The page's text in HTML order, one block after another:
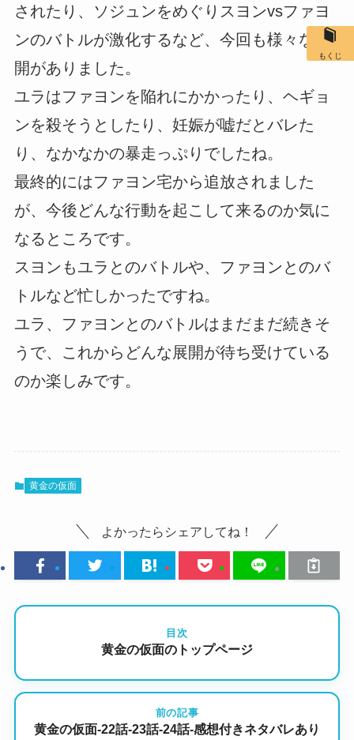
されたり、ソジュンをめぐりスヨンvsファヨ
ンのバトルが激化するなど、今回も様々な展
開がありました。
ユラはファヨンを陥れにかかったり、ヘギョ
ンを殺そうとしたり、妊娠が嘘だとバレた
り、なかなかの暴走っぷりでしたね。
最終的にはファヨン宅から追放されました
が、今後どんな行動を起こして来るのか気に
なるところです。
スヨンもユラとのバトルや、ファヨンとのバ
トルなど忙しかったですね。
ユラ、ファヨンとのバトルはまだまだ続きそ
うで、これからどんな展開が待ち受けている
のか楽しみです。
黄金の仮面
よかったらシェアしてね！
目次
黄金の仮面のトップページ
前の記事
黄金の仮面-22話-23話-24話-感想付きネタバレあり
もくじ